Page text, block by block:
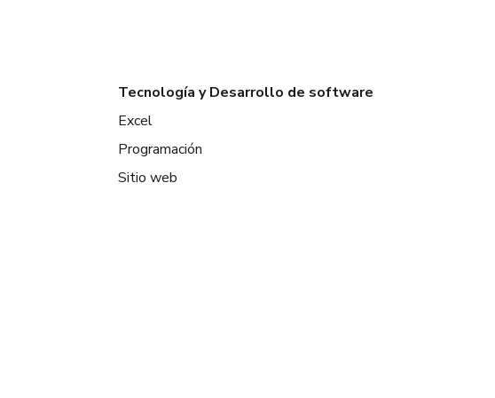
Tecnología y Desarrollo de software
Excel
Programación
Sitio web